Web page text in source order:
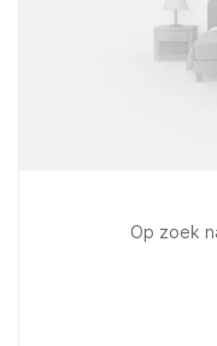
Op zoek